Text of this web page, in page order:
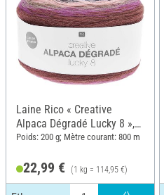
Laine Rico « Creative
Alpaca Dégradé Lucky 8 »,
Ethno
Poids: 200 g; Mètre courant: 800 m
22,99 € (1 kg = 114,95 €)